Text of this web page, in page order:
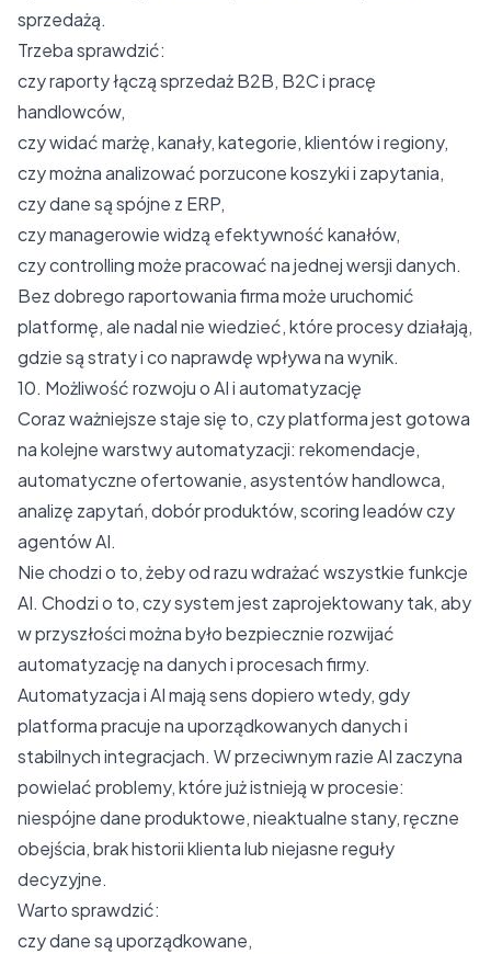
sprzedażą.
Trzeba sprawdzić:
czy raporty łączą sprzedaż B2B, B2C i pracę
handlowców,
czy widać marżę, kanały, kategorie, klientów i regiony,
czy można analizować porzucone koszyki i zapytania,
czy dane są spójne z ERP,
czy managerowie widzą efektywność kanałów,
czy controlling może pracować na jednej wersji danych.
Bez dobrego raportowania firma może uruchomić
platformę, ale nadal nie wiedzieć, które procesy działają,
gdzie są straty i co naprawdę wpływa na wynik.
10. Możliwość rozwoju o AI i automatyzację
Coraz ważniejsze staje się to, czy platforma jest gotowa
na kolejne warstwy automatyzacji: rekomendacje,
automatyczne ofertowanie, asystentów handlowca,
analizę zapytań, dobór produktów, scoring leadów czy
agentów AI.
Nie chodzi o to, żeby od razu wdrażać wszystkie funkcje
AI. Chodzi o to, czy system jest zaprojektowany tak, aby
w przyszłości można było bezpiecznie rozwijać
automatyzację na danych i procesach firmy.
Automatyzacja i AI mają sens dopiero wtedy, gdy
platforma pracuje na uporządkowanych danych i
stabilnych integracjach. W przeciwnym razie AI zaczyna
powielać problemy, które już istnieją w procesie:
niespójne dane produktowe, nieaktualne stany, ręczne
obejścia, brak historii klienta lub niejasne reguły
decyzyjne.
Warto sprawdzić:
czy dane są uporządkowane,